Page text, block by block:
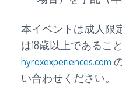
本イベントは成人限
は18歳以上であるこ
hyroxexperiences.com
い合わせください。